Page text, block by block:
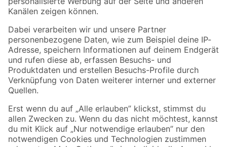
Folge uns
Zahlungsarten Versandarten
Sicher einkaufen
Jetzt die toom-App herunterladen